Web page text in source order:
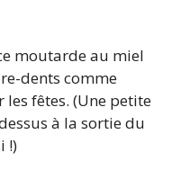
moutarde au miel
dents comme
fêtes. (Une petite
à la sortie du
!)